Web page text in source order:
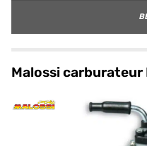
Malossi carburateur